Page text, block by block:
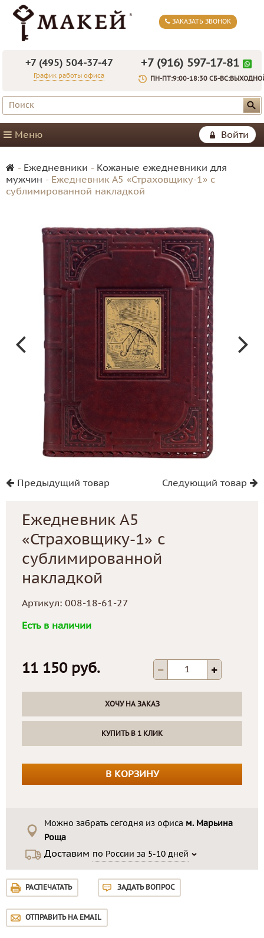
ЗАКАЗАТЬ ЗВОНОК
+7 (495) 504-37-47
График работы офиса
+7 (916) 597-17-81
ПН-ПТ:9:00-18:30 СБ-
Войти
Меню
- Ежедневники - Кожаные ежедневники для
мужчин - Ежедневник А5 «Страховщику-1» с
сублимированной накладкой
Предыдущий товар Следующий товар
Ежедневник А5
«Страховщику-1» с
сублимированной
накладкой
Артикул: 008-18-61-27
Есть в наличии
11 150 руб.
ХОЧУ НА ЗАКАЗ
КУПИТЬ В 1 КЛИК
В КОРЗИНУ
Можно забрать сегодня из офиса м. Марьина
Роща
Доставим по России за 5-10 дней
РАСПЕЧАТАТЬ ЗАДАТЬ ВОПРОС
ОТПРАВИТЬ НА EMAIL